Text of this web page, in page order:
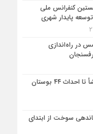
کنفرانس ملی
پایدار شهری
در راه‌اندازی
سوخت از ابتدای